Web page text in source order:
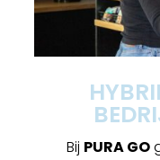
Bij PURA GO